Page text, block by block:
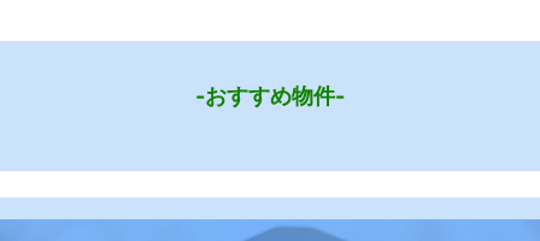
-おすすめ物件-